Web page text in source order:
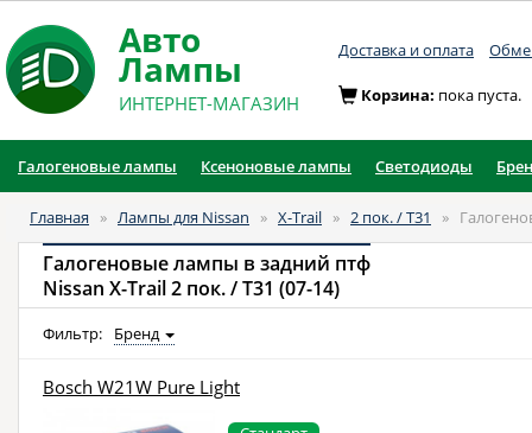
Авто
Лампы
ИНТЕРНЕТ-МАГАЗИН
Доставка и оплата
Корзина: пока пуста.
Галогеновые лампы Ксеноновые лампы Светодиоды
Главная » Лампы для Nissan » X-Trail » 2 пок. / T31 »
Галогеновые лампы в задний птф
Nissan X-Trail 2 пок. / T31 (07-14)
Фильтр: Бренд
Bosch W21W Pure Light